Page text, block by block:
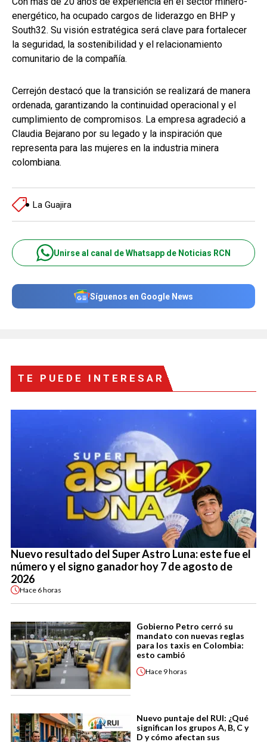
energético, ha ocupado cargos de liderazgo en BHP y
South32. Su visión estratégica será clave para fortalecer
la seguridad, la sostenibilidad y el relacionamiento
comunitario de la compañía.
Cerrejón destacó que la transición se realizará de manera
ordenada, garantizando la continuidad operacional y el
cumplimiento de compromisos. La empresa agradeció a
Claudia Bejarano por su legado y la inspiración que
representa para las mujeres en la industria minera
colombiana.
La Guajira
Unirse al canal de Whatsapp de Noticias RCN
Síguenos en Google News
TE PUEDE INTERESAR
Nuevo resultado del Super Astro Luna: este fue el
número y el signo ganador hoy 7 de agosto de
2026
Hace 6 horas
Gobierno Petro cerró su
mandato con nuevas reglas
para los taxis en Colombia:
esto cambió
Hace 9 horas
Nuevo puntaje del RUI: ¿Qué
significan los grupos A, B, C y
D y cómo afectan sus